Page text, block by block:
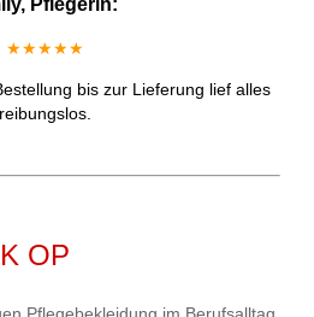
Pflegerin:
★★★★★
bis zur Lieferung lief alles
reibungslos.
OP